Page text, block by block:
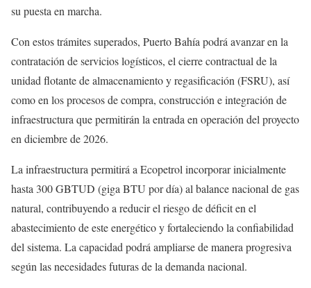
su puesta en marcha.
Con estos trámites superados, Puerto Bahía podrá avanzar en la
contratación de servicios logísticos, el cierre contractual de la
unidad flotante de almacenamiento y regasificación (FSRU), así
como en los procesos de compra, construcción e integración de
infraestructura que permitirán la entrada en operación del proyecto
en diciembre de 2026.
La infraestructura permitirá a Ecopetrol incorporar inicialmente
hasta 300 GBTUD (giga BTU por día) al balance nacional de gas
natural, contribuyendo a reducir el riesgo de déficit en el
abastecimiento de este energético y fortaleciendo la confiabilidad
del sistema. La capacidad podrá ampliarse de manera progresiva
según las necesidades futuras de la demanda nacional.